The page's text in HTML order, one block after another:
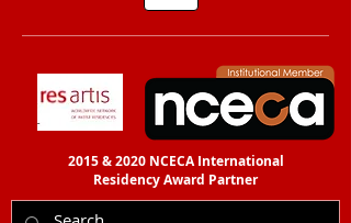
2015 & 2020 NCECA International
ResidencyAward Partner